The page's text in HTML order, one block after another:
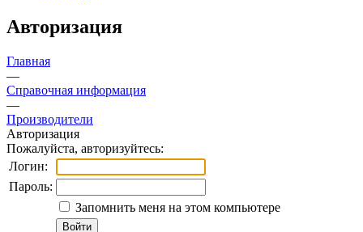
Авторизация
Главная
—
Справочная информация
—
Производители
Авторизация
Пожалуйста, авторизуйтесь:
Логин:
Пароль:
Запомнить меня на этом компьютере